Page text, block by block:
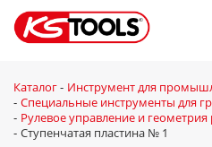
Каталог - Инструмент для
- Специальные инструменты для
- Рулевое управление и
- Ступенчатая пластина № 1